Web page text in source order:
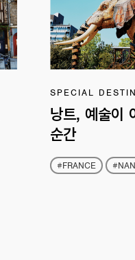
SPECIAL
낭트, 예술이
순간
#FRANCE